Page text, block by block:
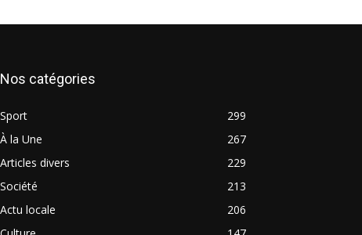
Nos catégories
Sport
299
À la Une
267
Articles divers
229
Société
213
Actu locale
206